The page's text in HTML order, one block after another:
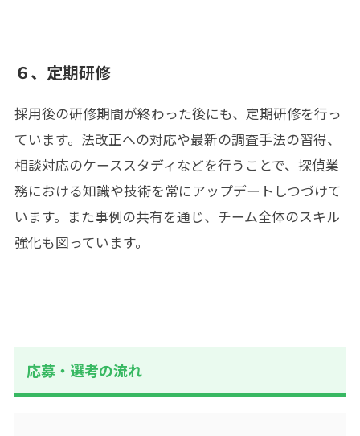
６、定期研修
採用後の研修期間が終わった後にも、定期研修を行っ
ています。法改正への対応や最新の調査手法の習得、
相談対応のケーススタディなどを行うことで、探偵業
務における知識や技術を常にアップデートしつづけて
います。また事例の共有を通じ、チーム全体のスキル
強化も図っています。
応募・選考の流れ